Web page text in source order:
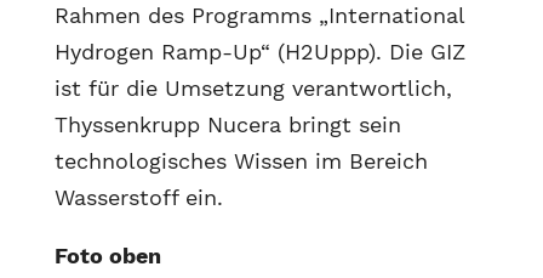
Rahmen des Programms „International
Hydrogen Ramp-Up“ (H2Uppp). Die GIZ
ist für die Umsetzung verantwortlich,
Thyssenkrupp Nucera bringt sein
technologisches Wissen im Bereich
Wasserstoff ein.
Foto oben